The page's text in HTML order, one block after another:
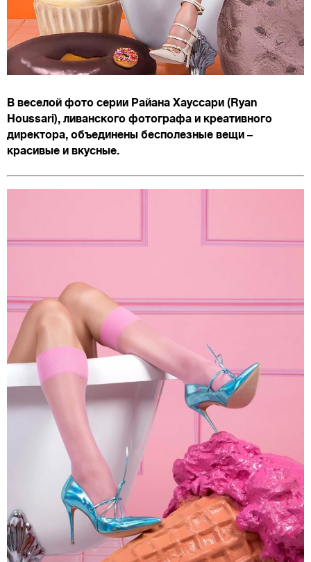
В веселой фото серии Райана Хауссари (Ryan
Houssari), ливанского фотографа и креативного
директора, объединены бесполезные вещи –
красивые и вкусные.